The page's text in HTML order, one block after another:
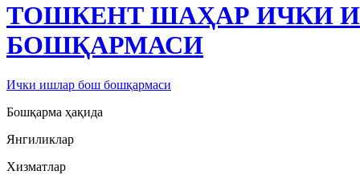
ТОШКЕНТ ШАҲАР ИЧКИ
БОШҚАРМАСИ
Ички ишлар бош бошқармаси
Бошқарма ҳақида
Янгиликлар
Хизматлар